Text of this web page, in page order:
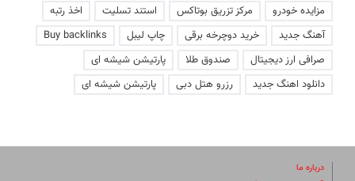
مزایده خودرو
مرکز تزریق بوتاکس استند تسلیت
اخذ رتبه
آهنگ جدید
خرید دوچرخه برقی چاپ لیبل
Buy backlinks
صرافی ارز دیجیتال
صندوق طلا
پارتیشن شیشه ای
دانلود اهنگ جدید
رزرو هتل دبی پارتیشن شیشه ای
درباره ما